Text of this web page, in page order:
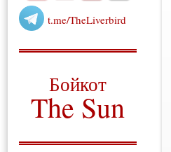
t.me/TheLiverbird
Бойкот
The Sun